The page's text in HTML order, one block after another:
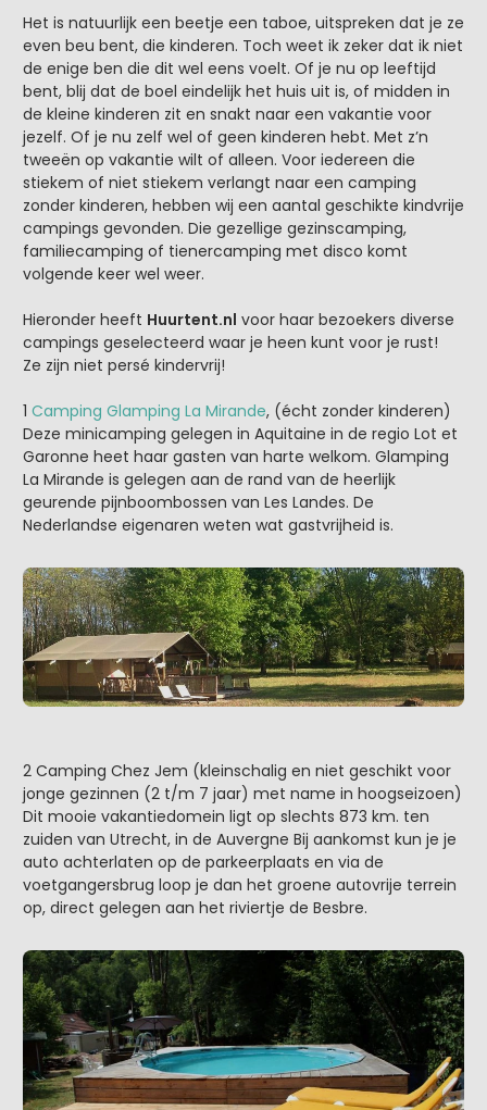
Het is natuurlijk een beetje een taboe, uitspreken dat je ze
even beu bent, die kinderen. Toch weet ik zeker dat ik niet
de enige ben die dit wel eens voelt. Of je nu op leeftijd
bent, blij dat de boel eindelijk het huis uit is, of midden in
de kleine kinderen zit en snakt naar een vakantie voor
jezelf. Of je nu zelf wel of geen kinderen hebt. Met z’n
tweeën op vakantie wilt of alleen. Voor iedereen die
stiekem of niet stiekem verlangt naar een camping
zonder kinderen, hebben wij een aantal geschikte kindvrije
campings gevonden. Die gezellige gezinscamping,
familiecamping of tienercamping met disco komt
volgende keer wel weer.
Hieronder heeft Huurtent.nl voor haar bezoekers diverse
campings geselecteerd waar je heen kunt voor je rust!
Ze zijn niet persé kindervrij!
1 Camping Glamping La Mirande, (écht zonder kinderen)
Deze minicamping gelegen in Aquitaine in de regio Lot et
Garonne heet haar gasten van harte welkom. Glamping
La Mirande is gelegen aan de rand van de heerlijk
geurende pijnboombossen van Les Landes. De
Nederlandse eigenaren weten wat gastvrijheid is.
2 Camping Chez Jem (kleinschalig en niet geschikt voor
jonge gezinnen (2 t/m 7 jaar) met name in hoogseizoen)
Dit mooie vakantiedomein ligt op slechts 873 km. ten
zuiden van Utrecht, in de Auvergne Bij aankomst kun je je
auto achterlaten op de parkeerplaats en via de
voetgangersbrug loop je dan het groene autovrije terrein
op, direct gelegen aan het riviertje de Besbre.